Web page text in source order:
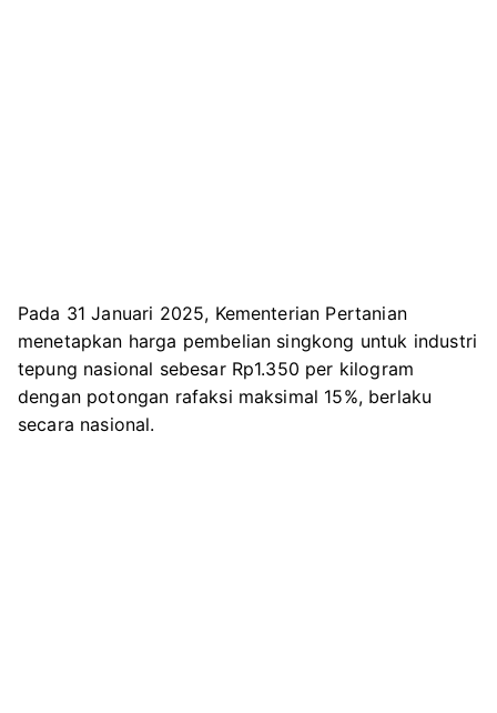
Pada 31 Januari 2025, Kementerian Pertanian
menetapkan harga pembelian singkong untuk industri
tepung nasional sebesar Rp1.350 per kilogram
dengan potongan rafaksi maksimal 15%, berlaku
secara nasional.